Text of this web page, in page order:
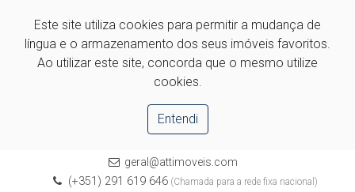
Este site utiliza cookies para permitir a mudança de
língua e o armazenamento dos seus imóveis favoritos.
Ao utilizar este site, concorda que o mesmo utilize
cookies.
Entendi
geral@attimoveis.com
(+351) 291 619 646(Chamada para a rede fixa nacional)